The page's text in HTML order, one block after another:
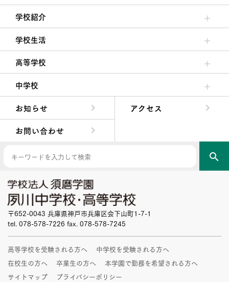
学校紹介
理事長/学園長メッセージ
安心して任せられる学校
沿革
施設・設備
大学合格実績
学校生活
クラブ活動・生徒会活動
夙川ブログ
制服紹介
夙川カレンダー
高等学校
高校校長からの挨拶
高校の教育方針／特色
特進コース／進学コース
年間行事
先輩たちの声・生徒たちの声
中学校
中学校長からの挨拶
中学校の教育方針／特色
Aコース／Bコース
年間行事
先輩たちの声・生徒たちの声
お知らせ
アクセス
お問い合わせ
search
〒652-0043 兵庫県神戸市兵庫区会下山町1-7-1
tel. 078-578-7226 fax. 078-578-7245
高等学校を受験される方へ
中学校を受験される方へ
在校生の方へ
卒業生の方へ
本学園で勤務を希望される方へ
サイトマップ
プライバシーポリシー